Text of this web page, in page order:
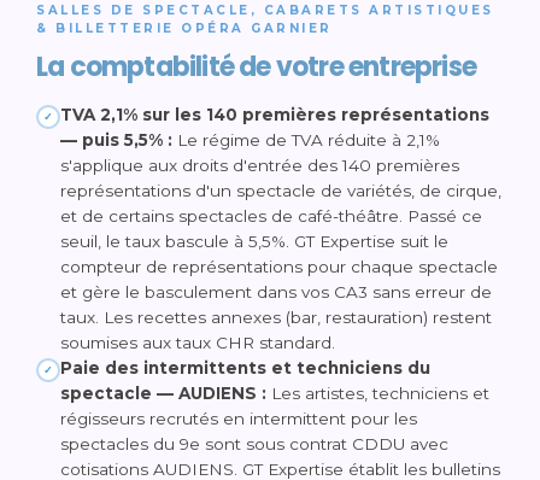
SALLES DE SPECTACLE, CABARETS ARTISTIQUES
& BILLETTERIE OPÉRA GARNIER
La comptabilité de votre entreprise
✓
TVA 2,1% sur les 140 premières représentations
— puis 5,5% : Le régime de TVA réduite à 2,1%
s'applique aux droits d'entrée des 140 premières
représentations d'un spectacle de variétés, de cirque,
et de certains spectacles de café-théâtre. Passé ce
seuil, le taux bascule à 5,5%. GT Expertise suit le
compteur de représentations pour chaque spectacle
et gère le basculement dans vos CA3 sans erreur de
taux. Les recettes annexes (bar, restauration) restent
soumises aux taux CHR standard.
✓
Paie des intermittents et techniciens du
spectacle — AUDIENS : Les artistes, techniciens et
régisseurs recrutés en intermittent pour les
spectacles du 9e sont sous contrat CDDU avec
cotisations AUDIENS. GT Expertise établit les bulletins